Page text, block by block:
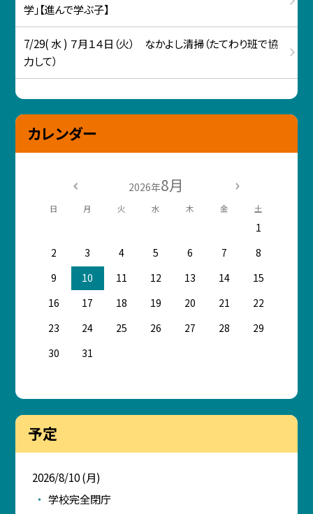
学」【進んで学ぶ子】
7/29( 水 ) ７月１４日（火） なかよし清掃（たてわり班で協
力して）
カレンダー
2026年8月
日 月 火 水 木 金 土
1
2
3 4 5 6 7
8
9
10 11 12 13 14
15
16
17 18 19 20 21
22
23
24 25 26 27 28
29
30
31
予定
2026/8/10 (月)
学校完全閉庁